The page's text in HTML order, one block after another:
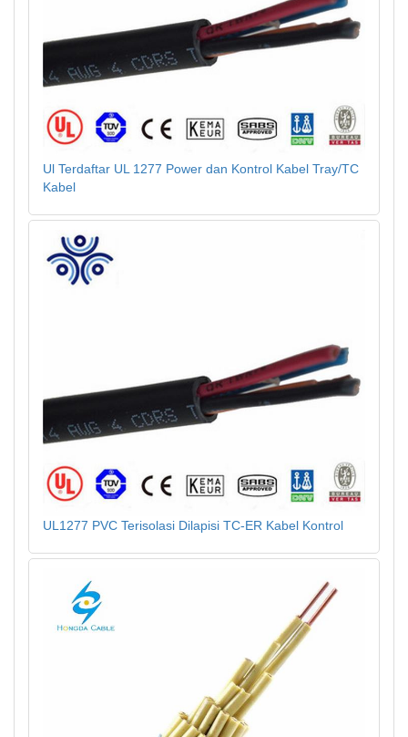
Ul Terdaftar UL 1277 Power dan Kontrol Kabel Tray/TC
Kabel
UL1277 PVC Terisolasi Dilapisi TC-ER Kabel Kontrol